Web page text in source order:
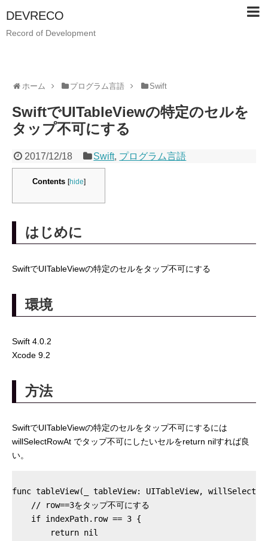
DEVRECO
Record of Development
ホーム プログラム言語 Swift
SwiftでUITableViewの特定のセルを
タップ不可にする
2017/12/18 Swift, プログラム言語
Contents [hide]
はじめに
SwiftでUITableViewの特定のセルをタップ不可にする
環境
Swift 4.0.2
Xcode 9.2
方法
SwiftでUITableViewの特定のセルをタップ不可にするには
willSelectRowAt でタップ不可にしたいセルをreturn nilすれば良
い。
func tableView(_ tableView: UITableView,
    // row==3をタップ不可にする
    if indexPath.row == 3 {
        return nil